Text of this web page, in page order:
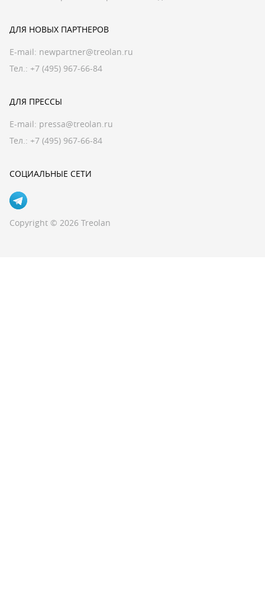
ДЛЯ НОВЫХ ПАРТНЕРОВ
E-mail: newpartner@treolan.ru
Тел.: +7 (495) 967-66-84
ДЛЯ ПРЕССЫ
E-mail: pressa@treolan.ru
Тел.: +7 (495) 967-66-84
СОЦИАЛЬНЫЕ СЕТИ
Copyright © 2026 Treolan